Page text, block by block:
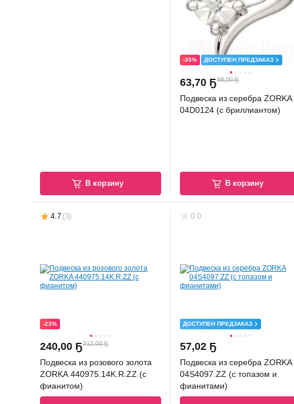
В корзину
-35% ДОСТУПЕН ПРЕДЗАКАЗ
63,70 Ҕ98,00 Ҕ
Подвеска из серебра ZORKA
04D0124 (с бриллиантом)
В корзину
4.7 (3)
-23%
240,00 Ҕ312,00 Ҕ
Подвеска из розового золота
ZORKA 440975.14K.R.ZZ (с
фианитом)
0.0
ДОСТУПЕН ПРЕДЗАКАЗ
57,02 Ҕ
Подвеска из серебра ZORKA
04S4097.ZZ (с топазом и
фианитами)